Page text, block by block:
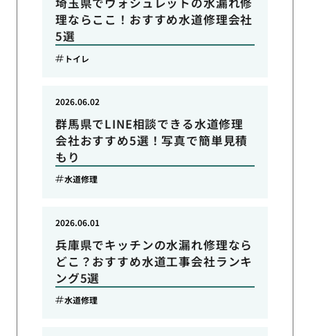
理ならここ！おすすめ水道修理会社
5選
トイレ
群馬県でLINE相談できる水道修理
会社おすすめ5選！写真で簡単見積
もり
2026.06.02
水道修理
兵庫県でキッチンの水漏れ修理なら
どこ？おすすめ水道工事会社ランキ
ング5選
2026.06.01
水道修理